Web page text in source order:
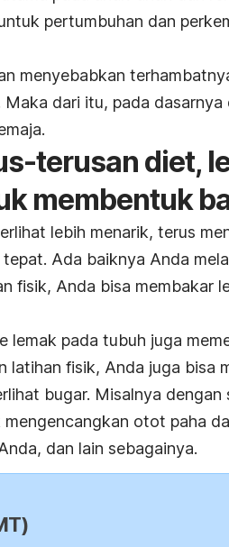
pertumbuhan dan
menyebabkan
Maka dari itu, pada
terusan diet,
membentuk
lebih menarik, terus
Ada baiknya Anda
fisik, Anda bisa membakar
lemak pada tubuh juga
latihan fisik, Anda juga
bugar. Misalnya dengan
mengencangkan otot paha
dan lain sebagainya.